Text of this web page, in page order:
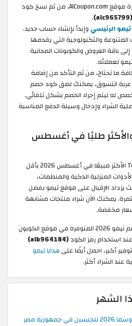
في البداية، عليك زيارة موقع AlCoupon.com، من ثم نسخ كود
(alc965799)
.
الرئيسي وإبدأ بإنشاء حساب جديد.
والتكنولوجية التي يقدمها
باقة العروض والكوبونات المجانية
لعملائه.
ما تحتاج، من ثم التأكد من إضافة
عربة التسوق، يمكنك لصق كود خصم
له ليتم إجراء الخصم بشكل تلقائي.
الشراء وإدخال وسيلة الدفع المناسبة
طلبًا في أغسطس
احصل الآن على منتجات Temu الأكثر مبيعًا في أغسطس 2026 بأقل
الأدوات المنزلية الذكية والمنظمات،
يزداد الإقبال على موقع تيمو بفضل
يمكنك الآن شراء منتجات مشابهة
مخفضة.
استفد من أحدث كودات خصم تيمو 2026 المتوفرة في موقع الكوبون
استخدام رمز الكود(alb964184)
أكبر، احصل أيضًا علىهدايا تيمو
الشراء أكثر.
الشهر
مصر